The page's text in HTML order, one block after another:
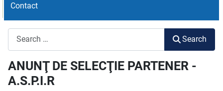
Contact
Search
ANUNŢ DE SELECŢIE PARTENER -
A.S.P.I.R